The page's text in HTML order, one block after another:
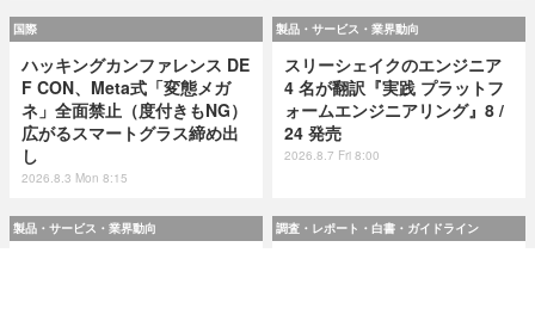
国際
ハッキングカンファレンス DE
F CON、Meta式「変態メガ
ネ」全面禁止（度付きもNG）
広がるスマートグラス締め出
し
2026.8.3 Mon 8:15
製品・サービス・業界動向
スリーシェイクのエンジニア
4 名が翻訳『実践 プラットフ
ォームエンジニアリング』8 /
24 発売
2026.8.7 Fri 8:00
製品・サービス・業界動向 調査・レポート・白書・ガイドライン